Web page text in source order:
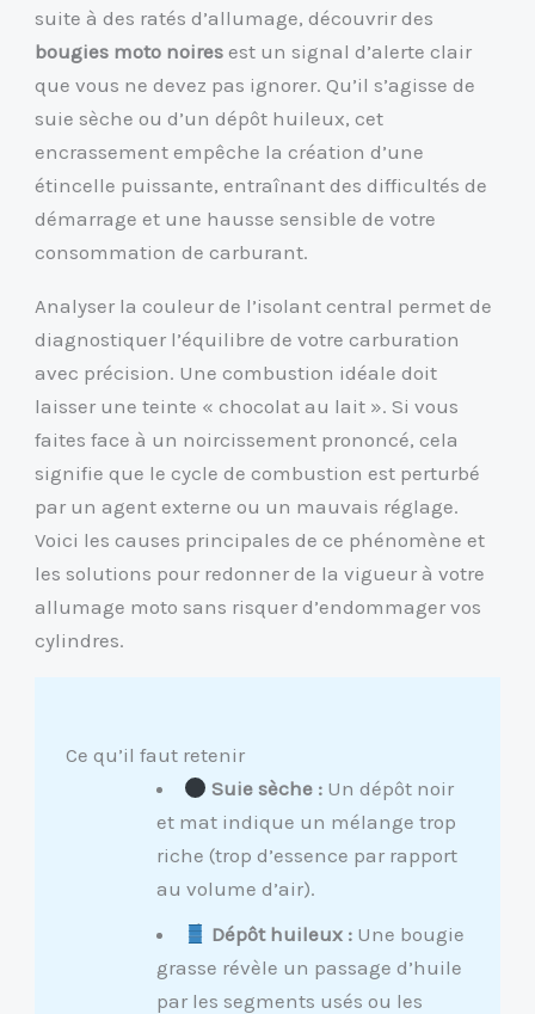
suite à des ratés d’allumage, découvrir des
bougies moto noires est un signal d’alerte clair
que vous ne devez pas ignorer. Qu’il s’agisse de
suie sèche ou d’un dépôt huileux, cet
encrassement empêche la création d’une
étincelle puissante, entraînant des difficultés de
démarrage et une hausse sensible de votre
consommation de carburant.
Analyser la couleur de l’isolant central permet de
diagnostiquer l’équilibre de votre carburation
avec précision. Une combustion idéale doit
laisser une teinte « chocolat au lait ». Si vous
faites face à un noircissement prononcé, cela
signifie que le cycle de combustion est perturbé
par un agent externe ou un mauvais réglage.
Voici les causes principales de ce phénomène et
les solutions pour redonner de la vigueur à votre
allumage moto sans risquer d’endommager vos
cylindres.
Ce qu’il faut retenir
Suie sèche : Un dépôt noir
et mat indique un mélange trop
riche (trop d’essence par rapport
au volume d’air).
Dépôt huileux : Une bougie
grasse révèle un passage d’huile
par les segments usés ou les